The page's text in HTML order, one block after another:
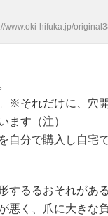
www.oki-hifuka.jp/
※それだけに、穴
ます（注）
自分で購入し自宅
するるおそれがある
悪く、爪に大きな負